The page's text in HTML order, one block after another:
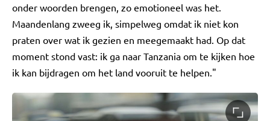
onder woorden brengen, zo emotioneel was het.
Maandenlang zweeg ik, simpelweg omdat ik niet kon
praten over wat ik gezien en meegemaakt had. Op dat
moment stond vast: ik ga naar Tanzania om te kijken hoe
ik kan bijdragen om het land vooruit te helpen."